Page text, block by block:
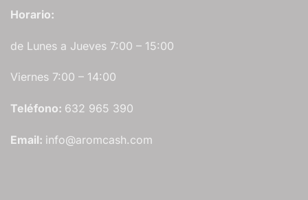
Horario:
de Lunes a Jueves 7:00 – 15:00
Viernes 7:00 – 14:00
Teléfono: 632 965 390
Email: info@aromcash.com